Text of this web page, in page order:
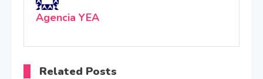
Agencia YEA
Related Posts